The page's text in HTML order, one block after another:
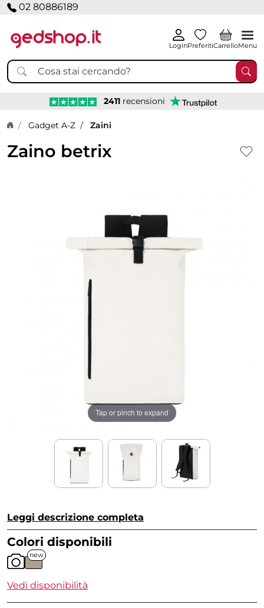
02 80886189
LoginPreferitiCarrelloMenu
2411 recensioni
Home page
Gadget A-Z Zaini
Zaino betrix
Tap or pinch to expand
Leggi descrizione completa
Colori disponibili
new
Vedi disponibilità